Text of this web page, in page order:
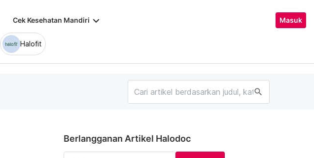
Cek Kesehatan Mandiri keyboard_arrow_down Masuk
Halofit
search
Berlangganan Artikel Halodoc